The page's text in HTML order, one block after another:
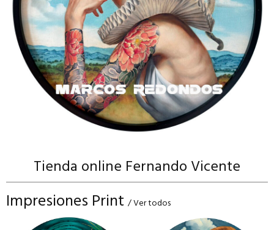
Tienda online Fernando Vicente
Impresiones Print / Ver todos